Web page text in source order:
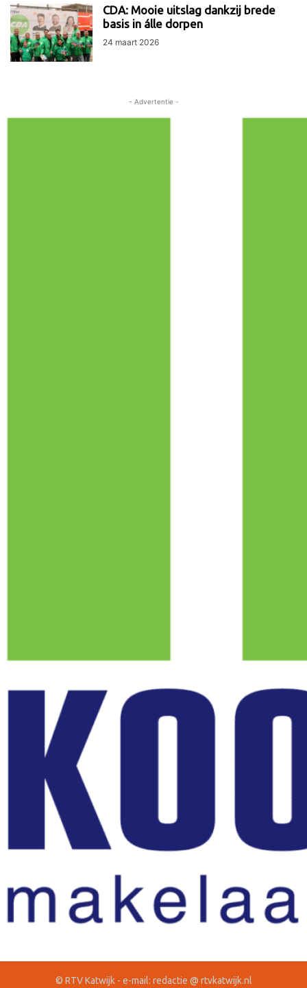
CDA: Mooie uitslag dankzij brede
basis in álle dorpen
24 maart 2026
- Advertentie -
© RTV Katwijk - e-mail: redactie @ rtvkatwijk.nl